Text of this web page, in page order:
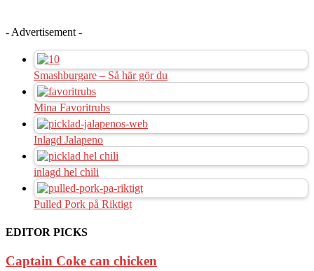
- Advertisement -
Smashburgare – Så här gör du
Mina Favoritrubs
Inlagd Jalapeno
inlagd hel chili
Pulled Pork på Riktigt
EDITOR PICKS
Captain Coke can chicken